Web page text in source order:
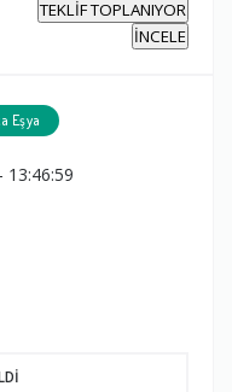
TEKLİF TOPLANIYOR
İNCELE
Eşya
13:46:59